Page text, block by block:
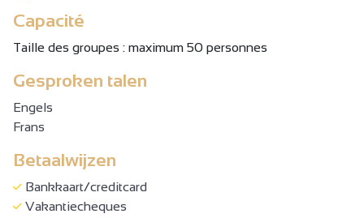
Capacité
Taille des groupes : maximum 50 personnes
Gesproken talen
Engels
Frans
Betaalwijzen
Bankkaart/creditcard
Vakantiecheques